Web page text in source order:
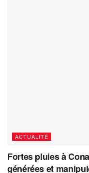
ACTUALITÉ
Fortes pluies à
générées et